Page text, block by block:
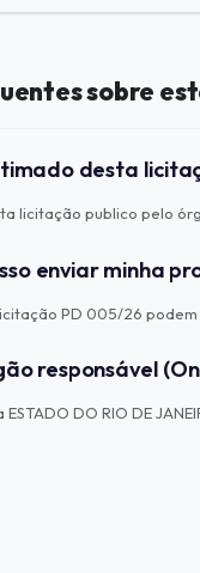
sobre
desta
licitação publico pelo
enviar minha
PD 005/26
responsável
DO RIO DE